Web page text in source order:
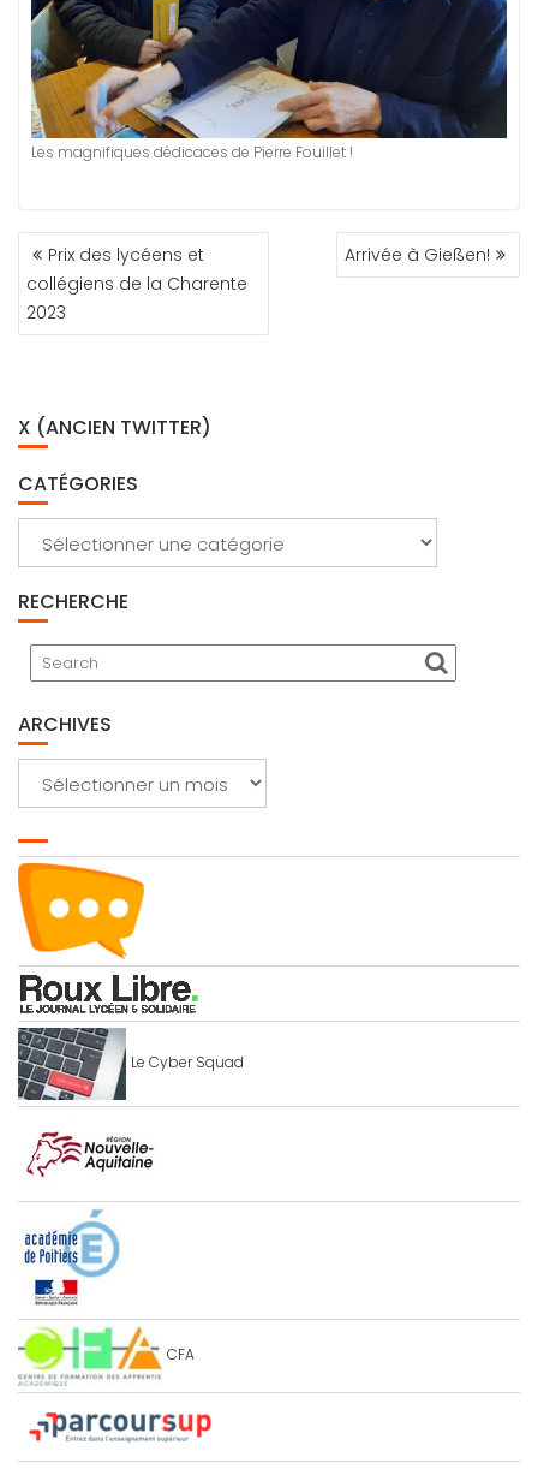
Les magnifiques dédicaces de Pierre Fouillet !
NAVIGATION
DE
L’ARTICLE
Prix des lycéens et
collégiens de la Charente
2023
Arrivée à Gießen!
X (ANCIEN TWITTER)
CATÉGORIES
RECHERCHE
ARCHIVES
Le Cyber Squad
CFA